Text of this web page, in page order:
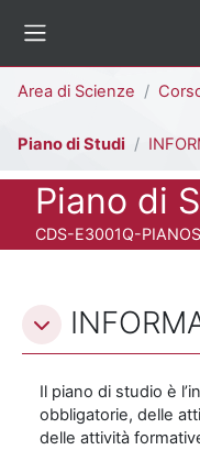
Area di Scienze Corso
Piano di Studi
Titolo del corso
Piano di
Codice identificativo del
CDS-E3001Q-
Schema della
Il piano di studio è
obbligatorie, delle
delle attività